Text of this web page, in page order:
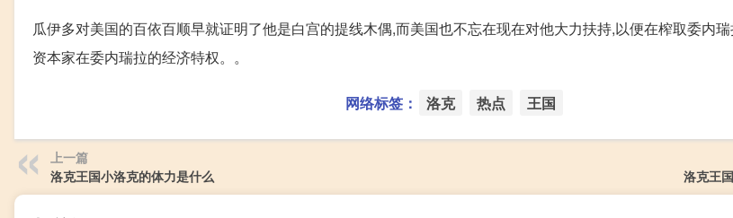
瓜伊多对美国的百依百顺早就证明了他是白宫的提线木偶,而美国也不忘在现在对他大力扶持,以便在榨取委内
资本家在委内瑞拉的经济特权。。
网络标签： 洛克 热点 王国
上一篇
洛克王国小洛克的体力是什么
洛克王